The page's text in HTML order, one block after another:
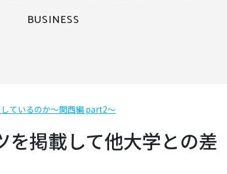
BUSINESS
ているのか〜関西編 part2〜
を掲載して他⼤学との差